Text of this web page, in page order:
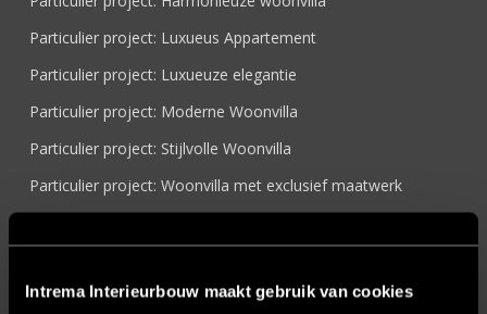
Intrema Interieurbouw maakt gebruik van cookies
Particulier project: Luxueus Appartement
Particulier project: Luxueuze elegantie
Particulier project: Moderne Woonvilla
Particulier project: Stijlvolle Woonvilla
Particulier project: Woonvilla met exclusief maatwerk
Samenwerken